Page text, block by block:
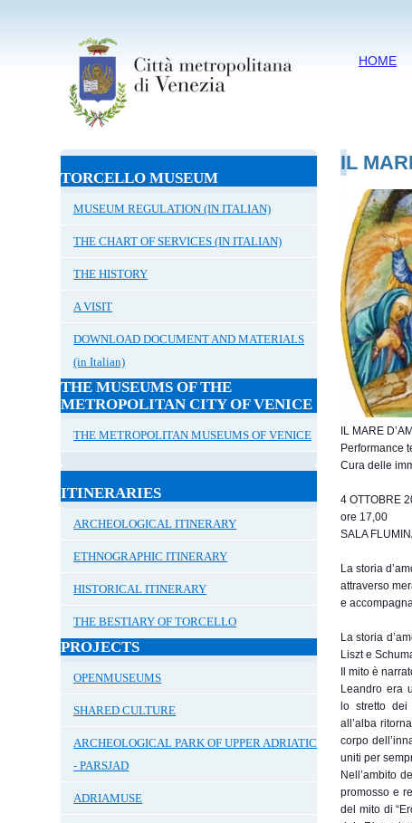
HOME
TORCELLO MUSEUM
MUSEUM REGULATION (IN ITALIAN)
THE CHART OF SERVICES (IN ITALIAN)
THE HISTORY
A VISIT
DOWNLOAD DOCUMENT AND MATERIALS
(in Italian)
THE MUSEUMS OF THE
METROPOLITAN CITY OF VENICE
THE METROPOLITAN MUSEUMS OF VENICE
ITINERARIES
ARCHEOLOGICAL ITINERARY
ETHNOGRAPHIC ITINERARY
HISTORICAL ITINERARY
THE BESTIARY OF TORCELLO
PROJECTS
OPENMUSEUMS
SHARED CULTURE
ARCHEOLOGICAL PARK OF UPPER ADRIATIC
- PARSJAD
ADRIAMUSE
IL
IL MARE
Performance
Cura delle
4 OTTOBRE
ore 17,00
SALA
La storia
attraverso
e
La storia
Liszt e
Il mito è
Leandro era
lo stretto
all’alba
corpo
uniti per
Nell’ambito
promosso e
del mito di